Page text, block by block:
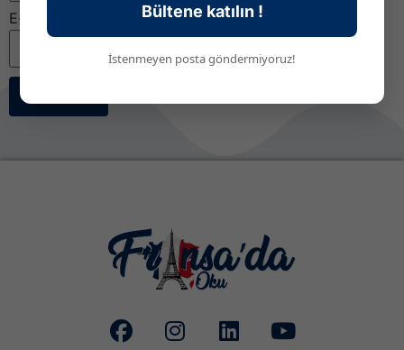
E-posta Bültene katılın !
İstenmeyen posta göndermiyoruz!